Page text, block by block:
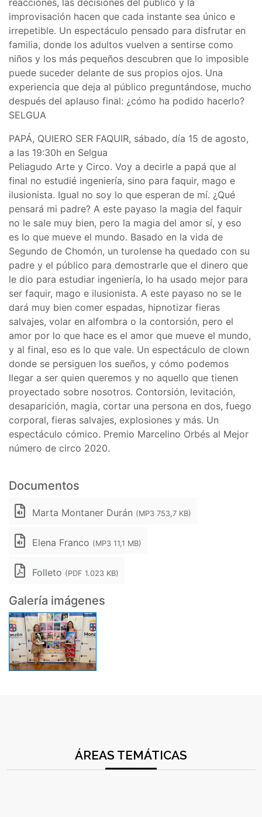
reacciones, las decisiones del público y la
improvisación hacen que cada instante sea único e
irrepetible. Un espectáculo pensado para disfrutar en
familia, donde los adultos vuelven a sentirse como
niños y los más pequeños descubren que lo imposible
puede suceder delante de sus propios ojos. Una
experiencia que deja al público preguntándose, mucho
después del aplauso final: ¿cómo ha podido hacerlo?
SELGUA
PAPÁ, QUIERO SER FAQUIR, sábado, día 15 de agosto,
a las 19:30h en Selgua
Peliagudo Arte y Circo. Voy a decirle a papá que al
final no estudié ingeniería, sino para faquir, mago e
ilusionista. Igual no soy lo que esperan de mí. ¿Qué
pensará mi padre? A este payaso la magia del faquir
no le sale muy bien, pero la magia del amor sí, y eso
es lo que mueve el mundo. Basado en la vida de
Segundo de Chomón, un turolense ha quedado con su
padre y el público para demostrarle que el dinero que
le dio para estudiar ingeniería, lo ha usado mejor para
ser faquir, mago e ilusionista. A este payaso no se le
dará muy bien comer espadas, hipnotizar fieras
salvajes, volar en alfombra o la contorsión, pero el
amor por lo que hace es el amor que mueve el mundo,
y al final, eso es lo que vale. Un espectáculo de clown
donde se persiguen los sueños, y cómo podemos
llegar a ser quien queremos y no aquello que tienen
proyectado sobre nosotros. Contorsión, levitación,
desaparición, magia, cortar una persona en dos, fuego
corporal, fieras salvajes, explosiones y más. Un
espectáculo cómico. Premio Marcelino Orbés al Mejor
número de circo 2020.
Documentos
Marta Montaner Durán (MP3 753,7 KB)
Elena Franco (MP3 11,1 MB)
Folleto (PDF 1.023 KB)
Galería imágenes
ÁREAS TEMÁTICAS